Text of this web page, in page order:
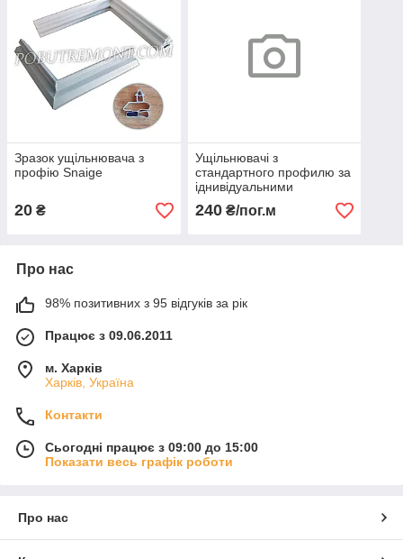
Зразок ущільнювача з
профію Snaige
20 ₴
Ущільнювачі з
стандартного профилю за
іднивідуальними
розмірами
240₴/пог.м
Про нас
98% позитивних з 95 відгуків за рік
Працює з 09.06.2011
м. Харків
Харків, Україна
Контакти
Сьогодні працює з 09:00 до 15:00
Показати весь графік роботи
Про нас